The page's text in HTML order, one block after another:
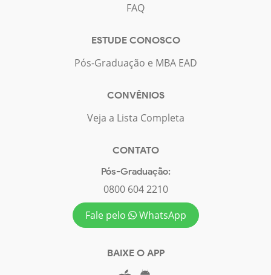
FAQ
ESTUDE CONOSCO
Pós-Graduação e MBA EAD
CONVÊNIOS
Veja a Lista Completa
CONTATO
Pós-Graduação:
0800 604 2210
Fale pelo
WhatsApp
BAIXE O APP